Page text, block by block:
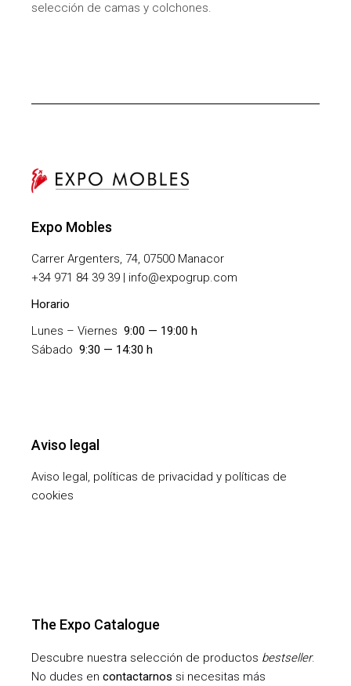
selección de camas y colchones.
Expo Mobles
Carrer Argenters, 74, 07500 Manacor
+34 971 84 39 39 | info@expogrup.com
Horario
Lunes – Viernes9:00 — 19:00 h
Sábado9:30 — 14:30 h
Aviso legal
Aviso legal, políticas de privacidad y políticas de
cookies
The Expo Catalogue
Descubre nuestra selección de productos bestseller.
No dudes encontactarnos si necesitas más